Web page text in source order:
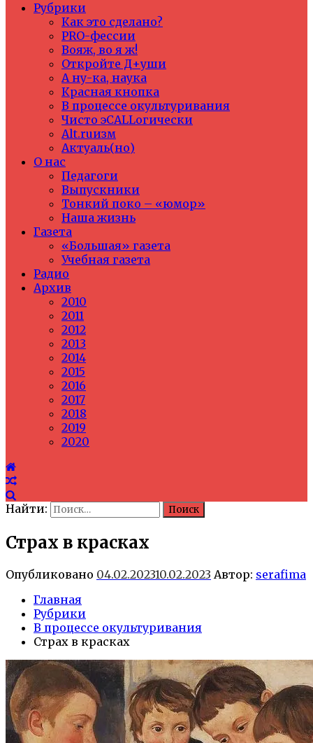
Рубрики
Как это сделано?
PRO-фессии
Вояж, во я ж!
Откройте Д+уши
А ну-ка, наука
Красная кнопка
В процессе окультуривания
Чисто эCALLогически
Alt.ruизм
Актуаль(но)
О нас
Педагоги
Выпускники
Тонкий поко – «юмор»
Наша жизнь
Газета
«Большая» газета
Учебная газета
Радио
Архив
2010
2011
2012
2013
2014
2015
2016
2017
2018
2019
2020
Найти:
Страх в красках
Опубликовано 04.02.202310.02.2023 Автор: serafima
Главная
Рубрики
В процессе окультуривания
Страх в красках